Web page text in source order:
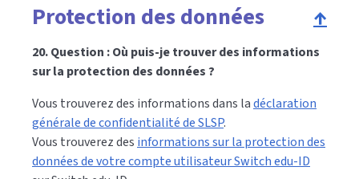
Protection des données ↑
20. Question : Où puis-je trouver des informations
sur la protection des données ?
Vous trouverez des informations dans ladéclaration
générale de confidentialité de SLSP.
Vous trouverez des informations sur la protection des
données de votre compte utilisateur Switch edu-ID